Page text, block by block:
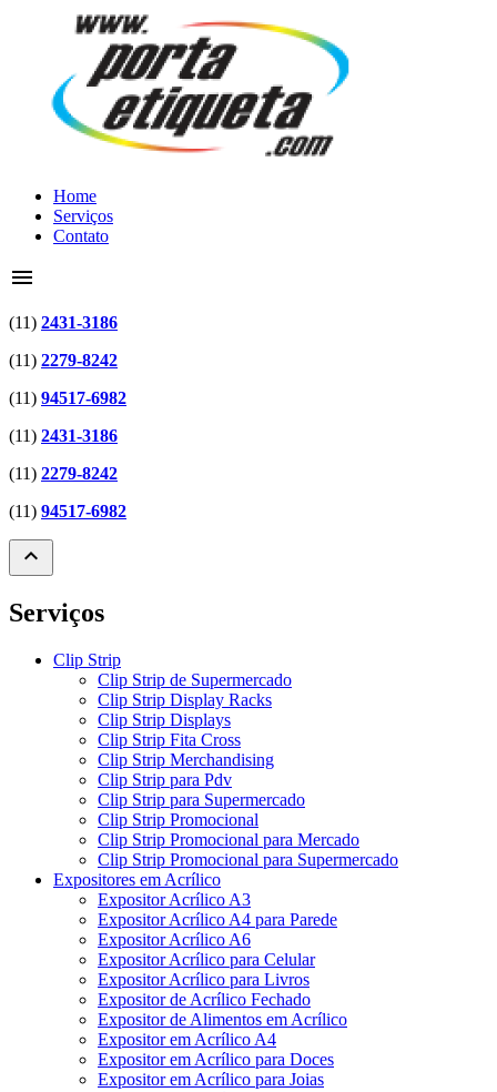
Home
Serviços
Contato
menu
(11) 2431-3186
(11) 2279-8242
(11) 94517-6982
(11) 2431-3186
(11) 2279-8242
(11) 94517-6982
expand_less
Serviços
Clip Strip
Clip Strip de Supermercado
Clip Strip Display Racks
Clip Strip Displays
Clip Strip Fita Cross
Clip Strip Merchandising
Clip Strip para Pdv
Clip Strip para Supermercado
Clip Strip Promocional
Clip Strip Promocional para Mercado
Clip Strip Promocional para Supermercado
Expositores em Acrílico
Expositor Acrílico A3
Expositor Acrílico A4 para Parede
Expositor Acrílico A6
Expositor Acrílico para Celular
Expositor Acrílico para Livros
Expositor de Acrílico Fechado
Expositor de Alimentos em Acrílico
Expositor em Acrílico A4
Expositor em Acrílico para Doces
Expositor em Acrílico para Joias